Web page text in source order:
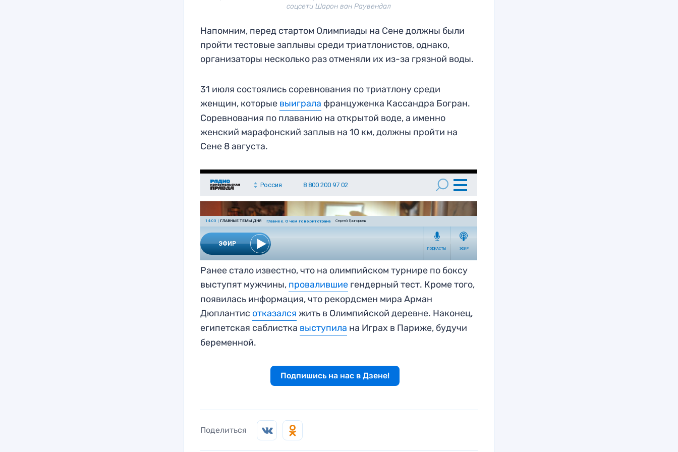
соцсети Шарон ван Раувендал
Напомним, перед стартом Олимпиады на Сене должны были
пройти тестовые заплывы среди триатлонистов, однако,
организаторы несколько раз отменяли их из-за грязной воды.
31 июля состоялись соревнования по триатлону среди
женщин, которые выиграла француженка Кассандра Богран.
Соревнования по плаванию на открытой воде, а именно
женский марафонский заплыв на 10 км, должны пройти на
Сене 8 августа.
Ранее стало известно, что на олимпийском турнире по боксу
выступят мужчины, провалившие гендерный тест. Кроме того,
появилась информация, что рекордсмен мира Арман
Дюплантис отказался жить в Олимпийской деревне. Наконец,
египетская саблистка выступила на Играх в Париже, будучи
беременной.
Подпишись на нас в Дзене!
Поделиться